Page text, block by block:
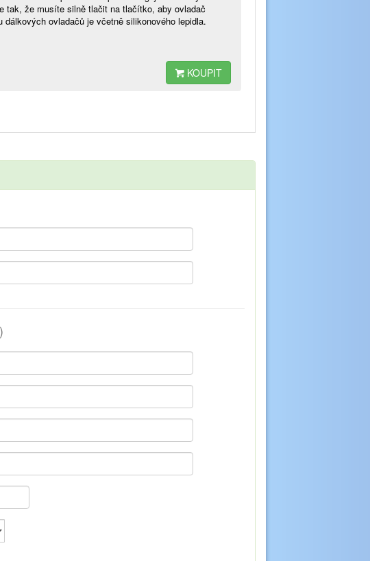
tak, že musíte silně tlačit na tlačítko, aby ovladač
dálkových ovladačů je včetně silikonového lepidla.
KOUPIT